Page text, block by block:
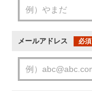
メールアドレス 必須